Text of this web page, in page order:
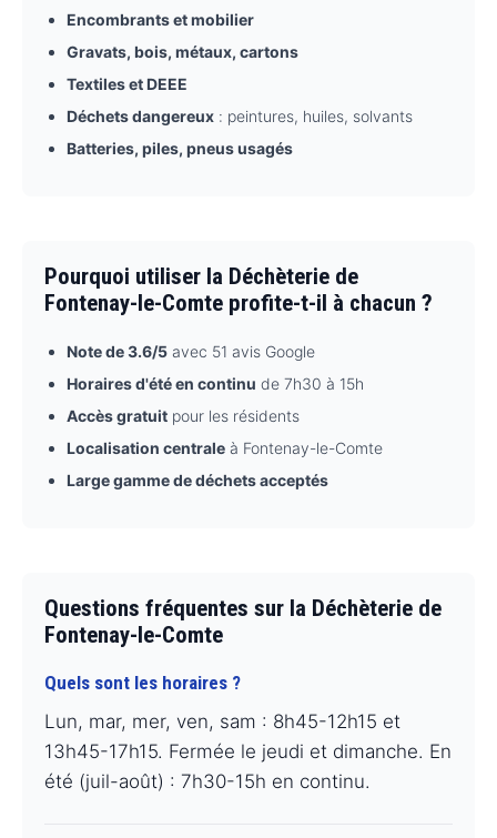
Encombrants et mobilier
Gravats, bois, métaux, cartons
Textiles et DEEE
Déchets dangereux : peintures, huiles, solvants
Batteries, piles, pneus usagés
Pourquoi utiliser la Déchèterie de
Fontenay-le-Comte profite-t-il à chacun ?
Note de 3.6/5 avec 51 avis Google
Horaires d'été en continu de 7h30 à 15h
Accès gratuit pour les résidents
Localisation centrale à Fontenay-le-Comte
Large gamme de déchets acceptés
Questions fréquentes sur la Déchèterie de
Fontenay-le-Comte
Quels sont les horaires ?
Lun, mar, mer, ven, sam : 8h45-12h15 et
13h45-17h15. Fermée le jeudi et dimanche. En
été (juil-août) : 7h30-15h en continu.